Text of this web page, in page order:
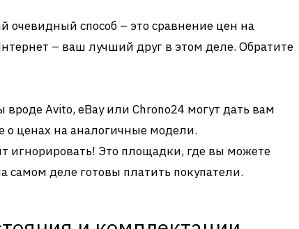
очевидный способ – это сравнение цен на
– ваш лучший друг в этом деле. Обратите
вроде Avito, eBay или Chrono24 могут дать вам
о ценах на аналогичные модели.
игнорировать! Это площадки, где вы можете
самом деле готовы платить покупатели.